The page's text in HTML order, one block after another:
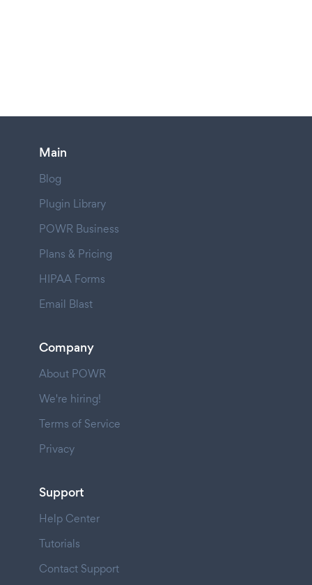
Main
Blog
Plugin Library
POWR Business
Plans & Pricing
HIPAA Forms
Email Blast
Company
About POWR
We're hiring!
Terms of Service
Privacy
Support
Help Center
Tutorials
Contact Support